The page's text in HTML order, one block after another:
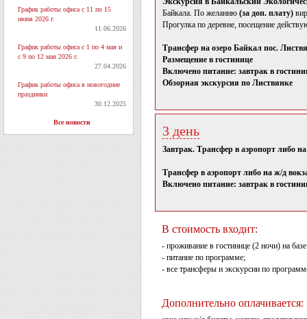
График работы офиса с 11 по 15
июня 2026 г.
11.06.2026
График работы офиса с 1 по 4 мая и
с 9 по 12 мая 2026 г.
27.04.2026
График работы офиса в новогодние
праздники
30.12.2025
Все новости
Байкала. По желанию (за доп. плату)
Прогулка по деревне, посещение
Трансфер на озеро Байкал пос.
Размещение в гостинице
Включено питание: завтрак в
Обзорная экскурсия по Листвянке
3 день
Завтрак. Трансфер в аэропорт либо
Трансфер в аэропорт либо на ж/д
Включено питание: завтрак в
В стоимость входит:
- проживание в гостинице (2 ночи) на
- питание по программе;
- все трансферы и экскурсии по
Дополнительно оплачивается: